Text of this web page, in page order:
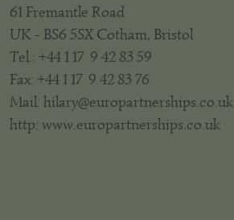
61 Fremantle Road
UK - BS6 5SX Cotham, Bristol
Tel.: +44 1 17 9 42 83 59
Fax: +44 1 17 9 42 83 76
Mail: hilary@europartnerships.co.uk
http: www.europartnerships.co.uk